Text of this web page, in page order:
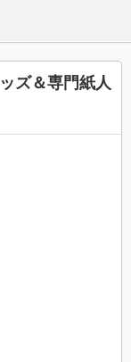
ズ＆専門紙人